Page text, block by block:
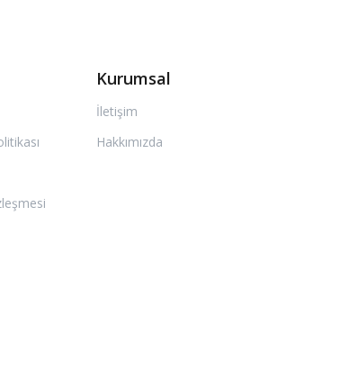
Kurumsal
İletişim
Hakkımızda